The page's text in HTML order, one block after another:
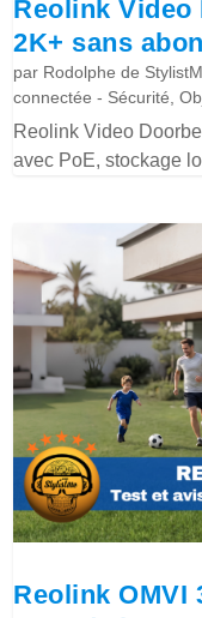
Reolink Video
2K+ sans
par Rodolphe de
connectée - Sécurité ,
Reolink Video
avec PoE, stockage
Reolink OMVI